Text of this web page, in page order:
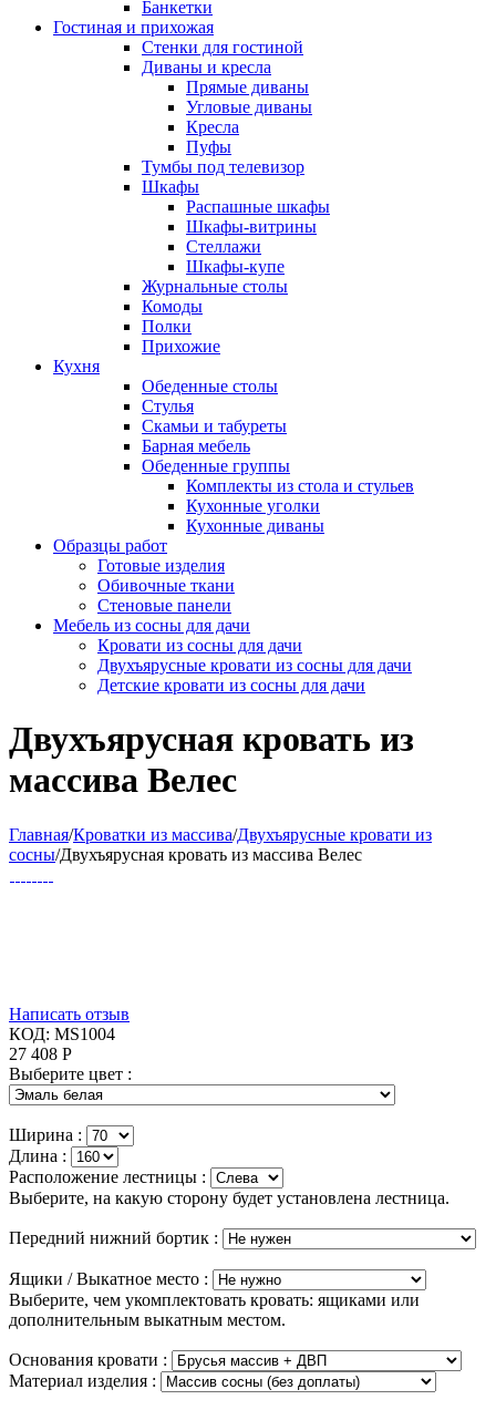
Банкетки
Гостиная и прихожая
Стенки для гостиной
Диваны и кресла
Прямые диваны
Угловые диваны
Кресла
Пуфы
Тумбы под телевизор
Шкафы
Распашные шкафы
Шкафы-витрины
Стеллажи
Шкафы-купе
Журнальные столы
Комоды
Полки
Прихожие
Кухня
Обеденные столы
Стулья
Скамьи и табуреты
Барная мебель
Обеденные группы
Комплекты из стола и стульев
Кухонные уголки
Кухонные диваны
Образцы работ
Готовые изделия
Обивочные ткани
Стеновые панели
Мебель из сосны для дачи
Кровати из сосны для дачи
Двухъярусные кровати из сосны для дачи
Детские кровати из сосны для дачи
Двухъярусная кровать из
массива Велес
Главная/Кроватки из массива/Двухъярусные кровати из
сосны/Двухъярусная кровать из массива Велес
Написать отзыв
КОД: MS1004
27 408 Р
Выберите цвет :
Ширина :
Длина :
Расположение лестницы :
Выберите, на какую сторону будет установлена лестница.
Передний нижний бортик :
Ящики / Выкатное место :
Выберите, чем укомплектовать кровать: ящиками или
дополнительным выкатным местом.
Основания кровати :
Материал изделия :